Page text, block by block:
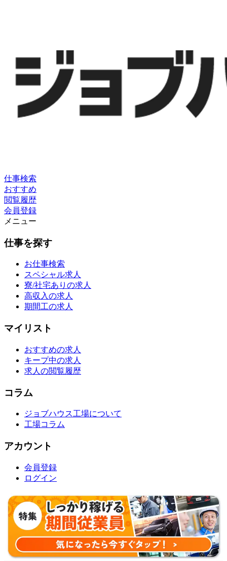
仕事検索
おすすめ
閲覧履歴
会員登録
メニュー
仕事を探す
お仕事検索
スペシャル求人
寮/社宅ありの求人
高収入の求人
期間工の求人
マイリスト
おすすめの求人
キープ中の求人
求人の閲覧履歴
コラム
ジョブハウス工場について
工場コラム
アカウント
会員登録
ログイン